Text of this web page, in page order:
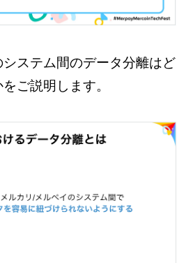
システム間のデータ分離はど
ご説明します。